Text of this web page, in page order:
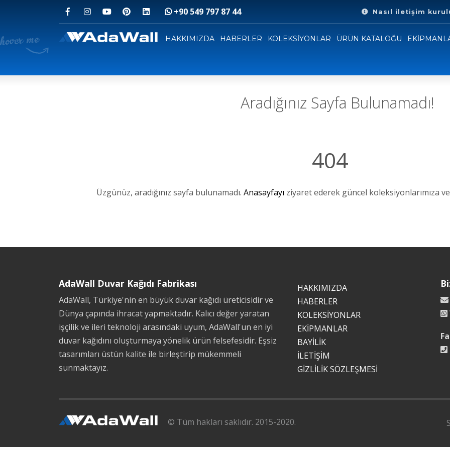
Nasıl iletişim kurulur
Değerli ziyaretçimiz, ürünlerimizin sitemizde satışı yoktur. Koleksiyonlarımıza ve ürünlerimize göz atabilir
1
İletişim sayfasından bize bir
2
WhatsApp'ta bizi arayın veya
3 Bize bir e-posta gönder
+90 549 797 87 44 Nasıl iletişim
HAKKIMIZDA HABERLER KOLEKSİYONLAR ÜRÜN KATALOĞU
Aradığınız Sayfa Bulunamadı!
404
Üzgünüz, aradığınız sayfa bulunamadı. Anasayfayı ziyaret ederek güncel koleksiyonlarımıza
AdaWall Duvar Kağıdı Fabrikası
AdaWall, Türkiye'nin en büyük duvar kağıdı üreticisidir ve
Dünya çapında ihracat yapmaktadır. Kalıcı değer yaratan
işçilik ve ileri teknoloji arasındaki uyum, AdaWall'un en iyi
duvar kağıdını oluşturmaya yönelik ürün felsefesidir. Eşsiz
tasarımları üstün kalite ile birleştirip mükemmeli
sunmaktayız.
HAKKIMIZDA
HABERLER
KOLEKSİYONLAR
EKİPMANLAR
BAYİLİK
İLETİŞİM
GİZLİLİK SÖZLEŞMESİ
© Tüm hakları saklıdır. 2015-2020.